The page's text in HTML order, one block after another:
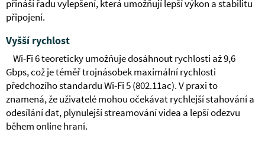
přináší řadu vylepšení, která umožňují lepší výkon a stabilitu
připojení.
Vyšší rychlost
Wi-Fi 6 teoreticky umožňuje dosáhnout rychlosti až 9,6
Gbps, což je téměř trojnásobek maximální rychlosti
předchozího standardu Wi-Fi 5 (802.11ac). V praxi to
znamená, že uživatelé mohou očekávat rychlejší stahování a
odesílání dat, plynulejší streamování videa a lepší odezvu
během online hraní.